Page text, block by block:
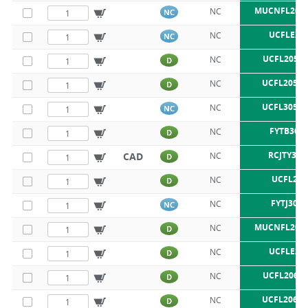
NC NC MUCNFL205
NC NC
D NC UCFL205
D NC UCFL205
NC NC UCFL305
D NC
CAD D NC RCJTY30-
D NC UCFL206
NC NC FYTJ30TF
D NC MUCNFL206
D NC
D NC UCFL206
D NC UCFL206